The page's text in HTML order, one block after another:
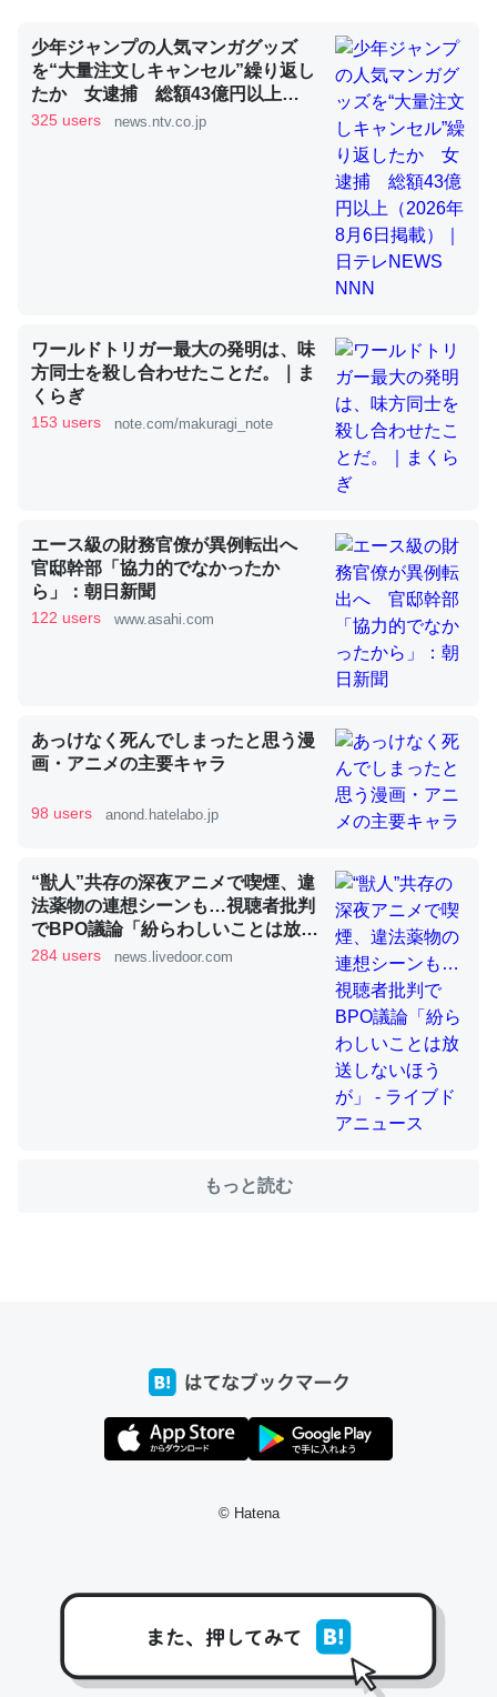
くらい。小説でいう「ずっと前の伏線」は回収されないけ
ど、短期記憶というには多い分量。進化すればするほど分
かりやすく強くなりそう
─GPTの仕組みと限界についての考察（１） - conceptualization
昆虫ってカルシウム少ないのか。知らんかった。調べたら
コオロギのカルシウム分はエビの600分の1程度。
いのか」に関する新仮説
論文では「淡水はカルシウムも酸素も不足してて両方に不
いる鋏角類（カブトガニ・ウミグモ）はカルシウムを使わ
ずキチンを強化してる筈だが、酵素が違うのか？
─ニュース :: 【研究発表】昆虫学の大問題＝「昆虫はなぜ海にいな
いのか」に関する新仮説
これを元に考えるとカルシウムを大量に使う脊椎動物と貝
類は苦労してるんだな…。腹足類だと殻を無くしてナメク
ジになったり努力してるし。
ウチもEchoを実家に置いて４年。でたまに覗いてる。ぼ
ちぼちRingも置こうかと画策中。あと、Googleマップで
位置情報を共有してる。電池残量や充電中かが分かるので
─たまにLINEするくらいだった遠方の父67歳と僕。ITツール導入で
コミュニケーションが劇的に変化した｜tayorini by LIFULL介護
─たまにLINEするくらいだった遠方の父67歳と僕。ITツール導入で
回線代ほとんどかからないですよ。参考：
https://toyoshi.hatenablog.com/entry/2019/05/15/1805
34
─たまにLINEするくらいだった遠方の父67歳と僕。ITツール導入で
少年ジャンプの人気マンガグッズ
を“大量注文しキャンセル”繰り返し
たか 女逮捕 総額43億円以上
（2026年8月6日掲載）｜日テレ
325 users news.ntv.co.jp
ワールドトリガー最大の発明は、味
方同士を殺し合わせたことだ。｜ま
くらぎ
153 users note.com/makuragi_note
エース級の財務官僚が異例転出へ
官邸幹部「協力的でなかったか
ら」：朝日新聞
122 users www.asahi.com
あっけなく死んでしまったと思う漫
画・アニメの主要キャラ
98 users anond.hatelabo.jp
“獣人”共存の深夜アニメで喫煙、違
法薬物の連想シーンも…視聴者批判
でBPO議論「紛らわしいことは放送
しないほうが」 - ライブドアニュー
284 users news.livedoor.com
もっと読む
© Hatena